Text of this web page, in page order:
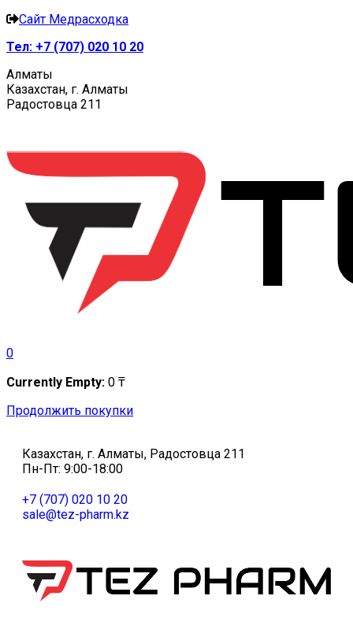
Сайт Медрасходка
Тел: +7 (707) 020 10 20
Алматы
Казахстан, г. Алматы
Радостовца 211
0
Currently Empty: 0 ₸
Продолжить покупки
Казахстан, г. Алматы, Радостовца 211
Пн-Пт: 9:00-18:00
+7 (707) 020 10 20
sale@tez-pharm.kz